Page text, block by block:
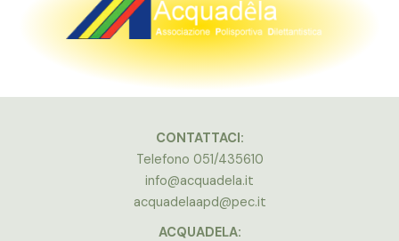
CONTATTACI:
Telefono 051/435610
info@acquadela.it
acquadelaapd@pec.it
ACQUADELA: